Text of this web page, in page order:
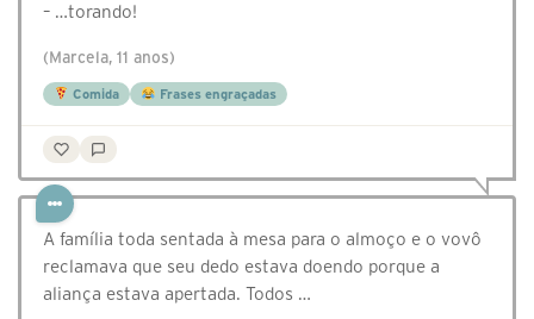
– …torando!
(Marcela, 11 anos)
Comida Frases engraçadas
A família toda sentada à mesa para o almoço e o vovô
reclamava que seu dedo estava doendo porque a
aliança estava apertada. Todos …